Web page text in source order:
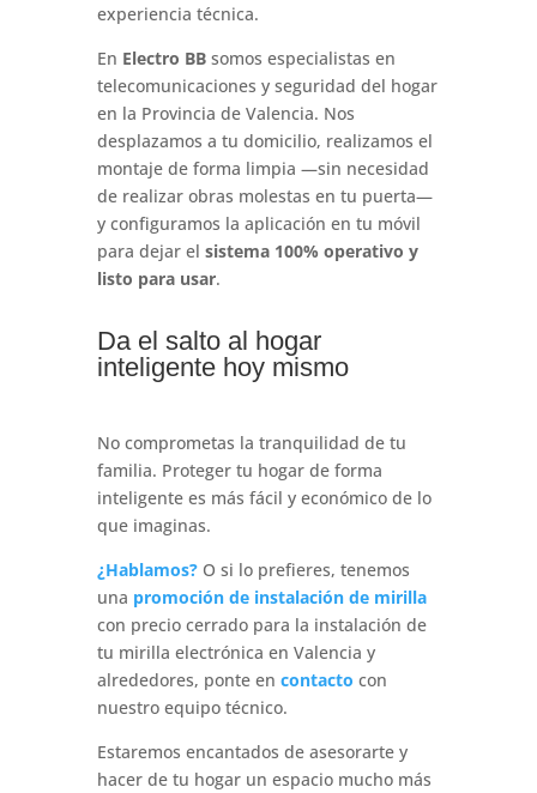
experiencia técnica.
En Electro BBsomos especialistas en
telecomunicaciones y seguridad del hogar
en la Provincia de Valencia. Nos
desplazamos a tu domicilio, realizamos el
montaje de forma limpia —sin necesidad
de realizar obras molestas en tu puerta—
y configuramos la aplicación en tu móvil
para dejar el sistema 100% operativo y
listo para usar.
Da el salto al hogar
inteligente hoy mismo
No comprometas la tranquilidad de tu
familia. Proteger tu hogar de forma
inteligente es más fácil y económico de lo
que imaginas.
¿Hablamos?O si lo prefieres, tenemos
una promoción de instalación de mirilla
con precio cerrado para la instalación de
tu mirilla electrónica en Valencia y
alrededores, ponte en contacto con
nuestro equipo técnico.
Estaremos encantados de asesorarte y
hacer de tu hogar un espacio mucho más